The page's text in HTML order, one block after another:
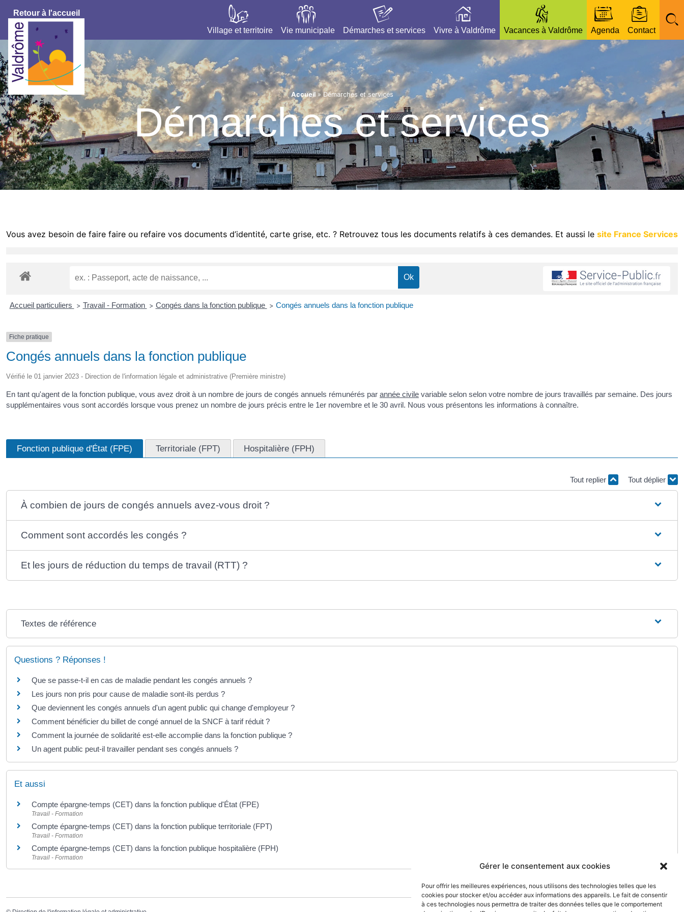
Gérer le consentement aux cookies
Pour offrir les meilleures expériences, nous utilisons des technologies telles que les
cookies pour stocker et/ou accéder aux informations des appareils. Le fait de consentir
à ces technologies nous permettra de traiter des données telles que le comportement
Retour à l'accueil
Village et territoire
Vie municipale Démarches et services Vivre à Valdrôme Vacances à Valdrôme Agenda Contact
Accueil»Démarches et services
Démarches et services
Vous avez besoin de faire faire ou refaire vos documents d’identité, carte grise, etc. ? Retrouvez tous les documents relatifs à ces demandes. Et aussi le site France Services
Accueil particuliers > Travail - Formation > Congés dans la fonction publique > Congés annuels dans la fonction publique
Fiche pratique
Congés annuels dans la fonction publique
Vérifié le 01 janvier 2023 - Direction de l'information légale et administrative (Première ministre)
En tant qu'agent de la fonction publique, vous avez droit à un nombre de jours de congés annuels rémunérés par année civile variable selon selon votre nombre de jours travaillés par semaine. Des jours
supplémentaires vous sont accordés lorsque vous prenez un nombre de jours précis entre le 1er novembre et le 30 avril. Nous vous présentons les informations à connaître.
Fonction publique d'État (FPE) Territoriale (FPT) Hospitalière (FPH)
Tout replier Tout déplier
À combien de jours de congés annuels avez-vous droit ?
Comment sont accordés les congés ?
Et les jours de réduction du temps de travail (RTT) ?
Textes de référence
Questions ? Réponses !
Que se passe-t-il en cas de maladie pendant les congés annuels ?
Les jours non pris pour cause de maladie sont-ils perdus ?
Que deviennent les congés annuels d'un agent public qui change d'employeur ?
Comment bénéficier du billet de congé annuel de la SNCF à tarif réduit ?
Comment la journée de solidarité est-elle accomplie dans la fonction publique ?
Un agent public peut-il travailler pendant ses congés annuels ?
Et aussi
Compte épargne-temps (CET) dans la fonction publique d'État (FPE)
Travail - Formation
Compte épargne-temps (CET) dans la fonction publique territoriale (FPT)
Travail - Formation
Compte épargne-temps (CET) dans la fonction publique hospitalière (FPH)
Travail - Formation